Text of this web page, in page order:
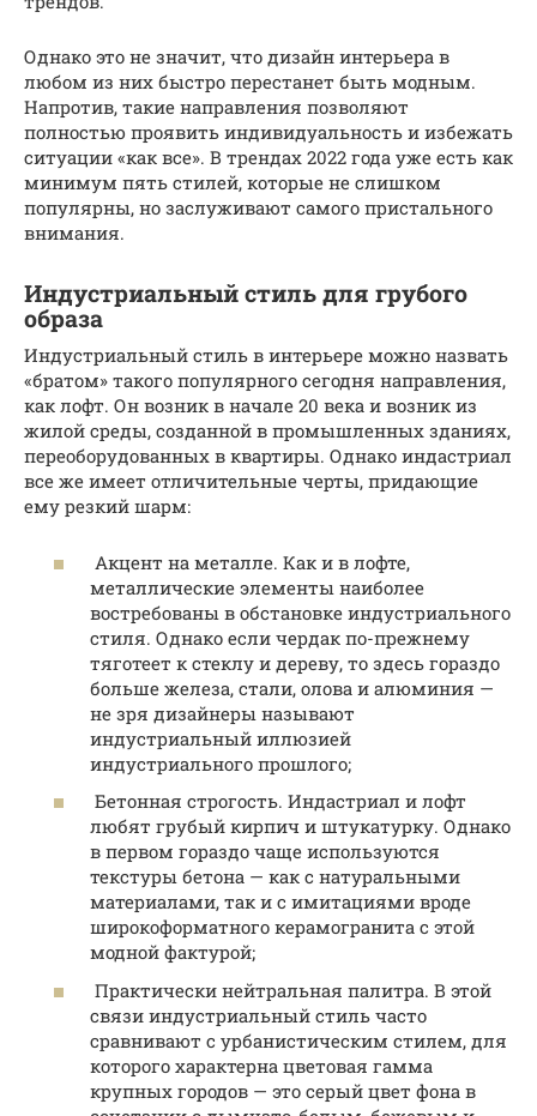
Однако это не значит, что дизайн интерьера в
любом из них быстро перестанет быть модным.
Напротив, такие направления позволяют
полностью проявить индивидуальность и избежать
ситуации «как все». В трендах 2022 года уже есть как
минимум пять стилей, которые не слишком
популярны, но заслуживают самого пристального
внимания.
Индустриальный стиль для грубого
образа
Индустриальный стиль в интерьере можно назвать
«братом» такого популярного сегодня направления,
как лофт. Он возник в начале 20 века и возник из
жилой среды, созданной в промышленных зданиях,
переоборудованных в квартиры. Однако индастриал
все же имеет отличительные черты, придающие
ему резкий шарм:
Акцент на металле. Как и в лофте,
металлические элементы наиболее
востребованы в обстановке индустриального
стиля. Однако если чердак по-прежнему
тяготеет к стеклу и дереву, то здесь гораздо
больше железа, стали, олова и алюминия —
не зря дизайнеры называют
индустриальный иллюзией
индустриального прошлого;
Бетонная строгость. Индастриал и лофт
любят грубый кирпич и штукатурку. Однако
в первом гораздо чаще используются
текстуры бетона — как с натуральными
материалами, так и с имитациями вроде
широкоформатного керамогранита с этой
модной фактурой;
Практически нейтральная палитра. В этой
связи индустриальный стиль часто
сравнивают с урбанистическим стилем, для
которого характерна цветовая гамма
крупных городов — это серый цвет фона в